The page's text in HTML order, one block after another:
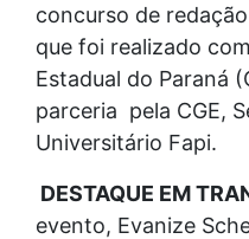
concurso de
que foi realizado
Estadual do Paraná
parceria pela CGE,
Universitário Fapi.
DESTAQUE EM
evento, Evanize